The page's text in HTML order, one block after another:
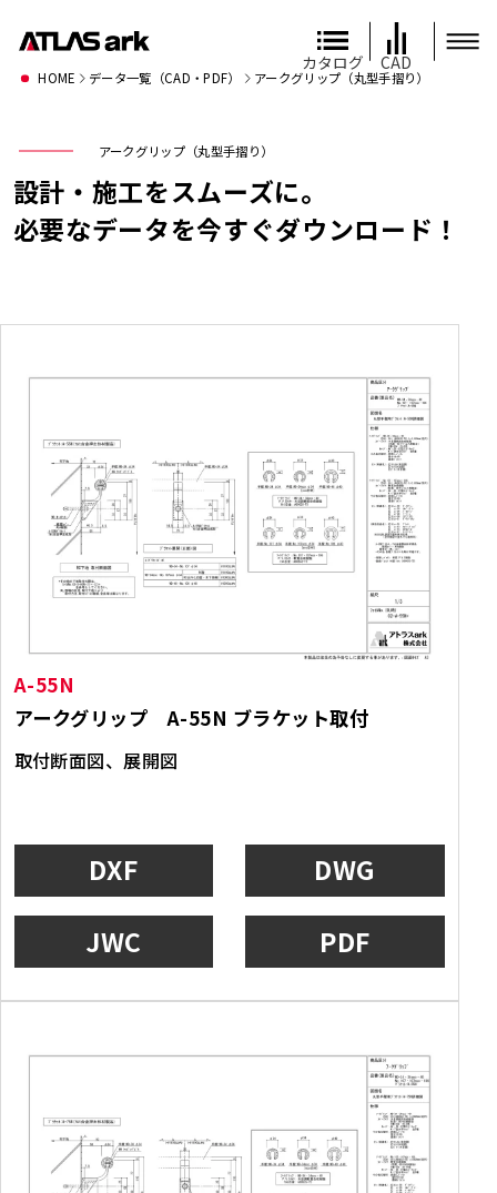
カタログ CAD
アークグリップ（丸型手摺り）
設計・施工をスムーズに。
必要なデータを今すぐダウンロード！
HOME データ一覧（CAD・PDF） アークグリップ（丸型手摺り）
A-55N
アークグリップ A-55N ブラケット取付
取付断面図、展開図
DXF
DWG
JWC
PDF